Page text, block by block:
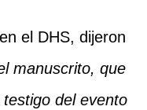
el DHS, dijeron
manuscrito, que
del evento